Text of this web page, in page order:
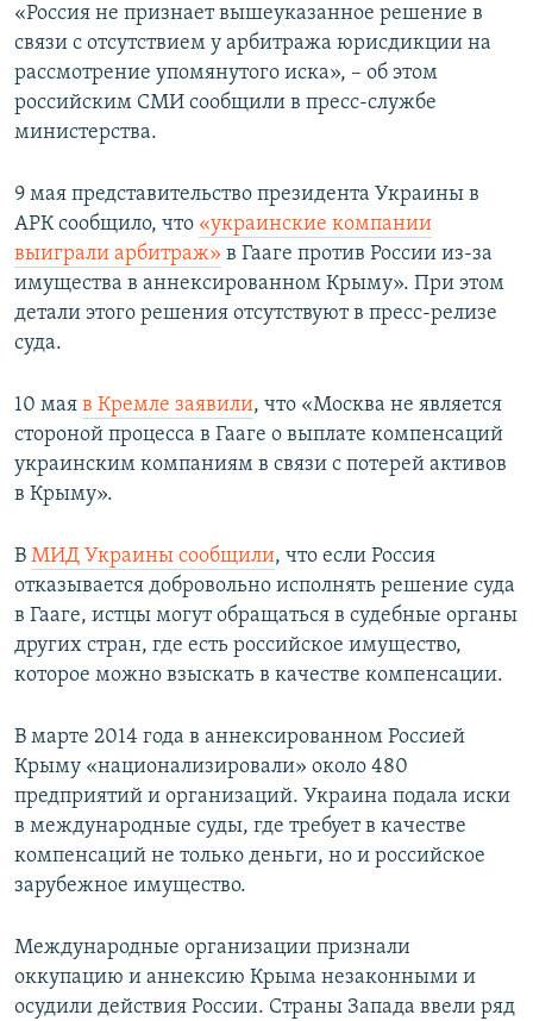
«Россия не признает вышеуказанное решение в
связи с отсутствием у арбитража юрисдикции на
рассмотрение упомянутого иска», – об этом
российским СМИ сообщили в пресс-службе
министерства.
9 мая представительство президента Украины в
АРК сообщило, что «украинские компании
выиграли арбитраж» в Гааге против России из-за
имущества в аннексированном Крыму». При этом
детали этого решения отсутствуют в пресс-релизе
суда.
10 мая в Кремле заявили, что «Москва не является
стороной процесса в Гааге о выплате компенсаций
украинским компаниям в связи с потерей активов
в Крыму».
В МИД Украины сообщили, что если Россия
отказывается добровольно исполнять решение суда
в Гааге, истцы могут обращаться в судебные органы
других стран, где есть российское имущество,
которое можно взыскать в качестве компенсации.
В марте 2014 года в аннексированном Россией
Крыму «национализировали» около 480
предприятий и организаций. Украина подала иски
в международные суды, где требует в качестве
компенсаций не только деньги, но и российское
зарубежное имущество.
Международные организации признали
оккупацию и аннексию Крыма незаконными и
осудили действия России. Страны Запада ввели ряд